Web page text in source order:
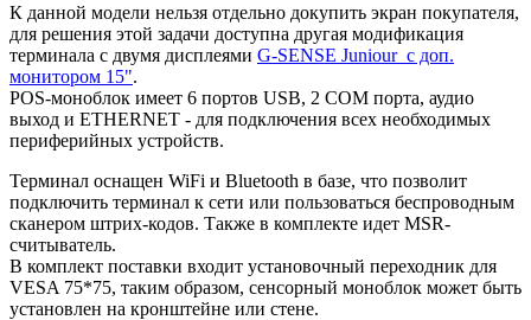
К данной модели нельзя отдельно докупить экран покупателя,
для решения этой задачи доступна другая модификация
терминала с двумя дисплеями G-SENSE Juniour с доп.
монитором 15".
POS-моноблок имеет 6 портов USB, 2 COM порта, аудио
выход и ETHERNET - для подключения всех необходимых
периферийных устройств.
Терминал оснащен WiFi и Bluetooth в базе, что позволит
подключить терминал к сети или пользоваться беспроводным
сканером штрих-кодов. Также в комплекте идет MSR-
считыватель.
В комплект поставки входит установочный переходник для
VESA 75*75, таким образом, сенсорный моноблок может быть
установлен на кронштейне или стене.